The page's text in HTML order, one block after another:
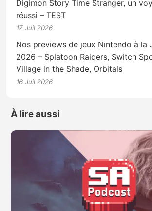
Digimon Story Time Stranger, un
réussi – TEST
17 Juil 2026
Nos previews de jeux Nintendo à la
2026 – Splatoon Raiders, Switch
Village in the Shade, Orbitals
16 Juil 2026
À lire aussi